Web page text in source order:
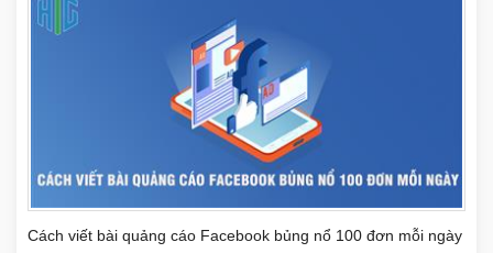
Cách viết bài quảng cáo Facebook bủng nổ 100 đơn mỗi ngày